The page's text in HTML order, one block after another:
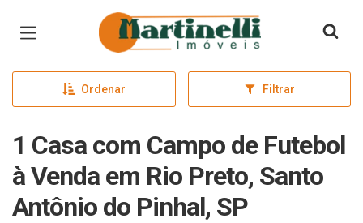
Página inicial
Ordenar Filtrar
1 Casa com Campo de Futebol
à Venda em Rio Preto, Santo
Antônio do Pinhal, SP